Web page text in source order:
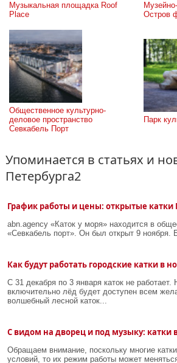
Музыкальная площадка Roof
Place
Остров
Общественное культурно-
деловое пространство
Севкабель Порт
Парк
Упоминается в статьях и
Петербурга2
График работы и цены: открытые катки
abn.agency «Каток у моря» находится в
«Севкабель порт». Он был открыт 9 ноября.
Как будут работать городские катки в
C 31 декабря по 3 января каток не
включительно лёд будет доступен всем
волшебный лесной каток...
С видом на дворец и под музыку: катки
Обращаем внимание, поскольку многие
условий, то их режим работы может